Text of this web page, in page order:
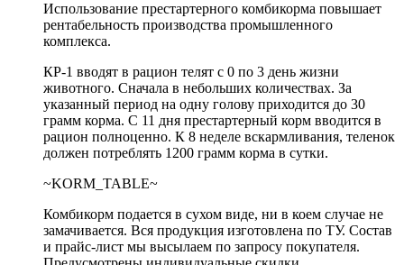
Использование престартерного комбикорма повышает
рентабельность производства промышленного
комплекса.
КР-1 вводят в рацион телят с 0 по 3 день жизни
животного. Сначала в небольших количествах. За
указанный период на одну голову приходится до 30
грамм корма. С 11 дня престартерный корм вводится в
рацион полноценно. К 8 неделе вскармливания, теленок
должен потреблять 1200 грамм корма в сутки.
~KORM_TABLE~
Комбикорм подается в сухом виде, ни в коем случае не
замачивается. Вся продукция изготовлена по ТУ. Состав
и прайс-лист мы высылаем по запросу покупателя.